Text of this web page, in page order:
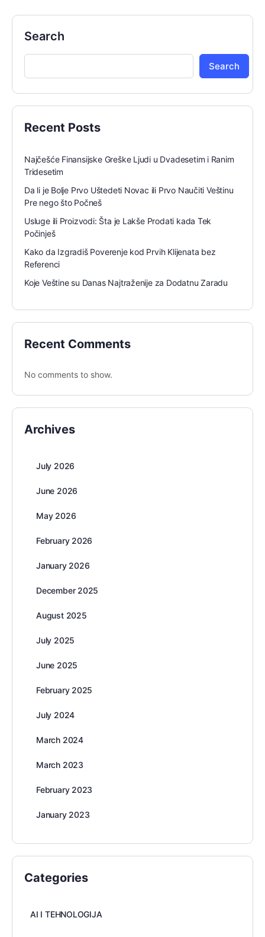
Search
Search
Recent Posts
Najčešće Finansijske Greške Ljudi u Dvadesetim i Ranim
Tridesetim
Da li je Bolje Prvo Uštedeti Novac ili Prvo Naučiti Veštinu
Pre nego što Počneš
Usluge ili Proizvodi: Šta je Lakše Prodati kada Tek
Počinješ
Kako da Izgradiš Poverenje kod Prvih Klijenata bez
Referenci
Koje Veštine su Danas Najtraženije za Dodatnu Zaradu
Recent Comments
No comments to show.
Archives
July 2026
June 2026
May 2026
February 2026
January 2026
December 2025
August 2025
July 2025
June 2025
February 2025
July 2024
March 2024
March 2023
February 2023
January 2023
Categories
AI I TEHNOLOGIJA